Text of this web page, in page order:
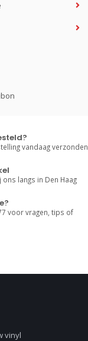
vandaag verzonden
langs in Den Haag
voor vragen, tips of
vinyl